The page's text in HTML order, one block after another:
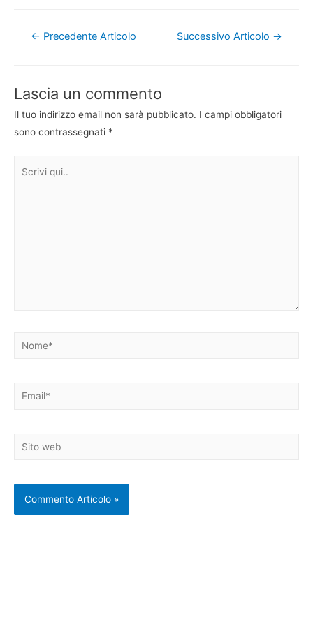
Navigazione
← Precedente Articolo Successivo Articolo →
Lascia un commento
Il tuo indirizzo email non sarà pubblicato. I campi obbligatori
sono contrassegnati *
Nome*
Email*
Sito